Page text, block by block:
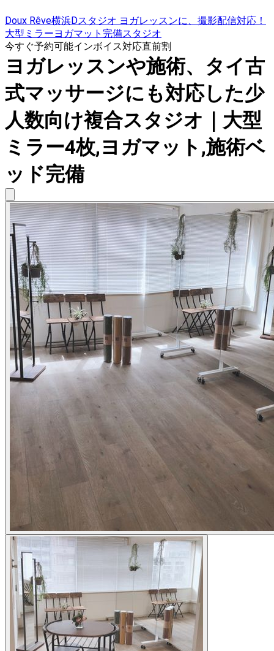
Doux Rêve横浜Dスタジオ ヨガレッスンに、撮影配信対応！
大型ミラーヨガマット完備スタジオ
今すぐ予約可能インボイス対応直前割
ヨガレッスンや施術、タイ古
式マッサージにも対応した少
人数向け複合スタジオ｜大型
ミラー4枚,ヨガマット,施術ベ
ッド完備